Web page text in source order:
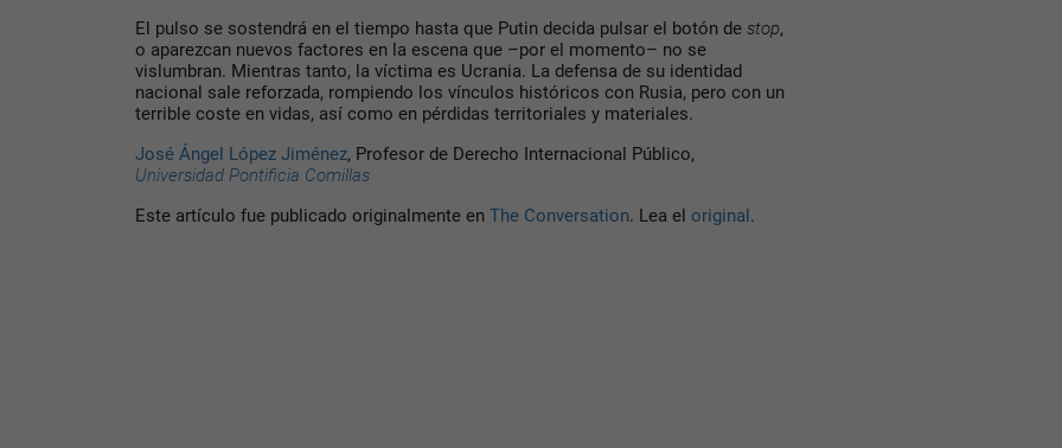
El pulso se sostendrá en el tiempo hasta que Putin decida pulsar el botón de stop,
o aparezcan nuevos factores en la escena que –por el momento– no se
vislumbran. Mientras tanto, la víctima es Ucrania. La defensa de su identidad
nacional sale reforzada, rompiendo los vínculos históricos con Rusia, pero con un
terrible coste en vidas, así como en pérdidas territoriales y materiales.
José Ángel López Jiménez, Profesor de Derecho Internacional Público,
Universidad Pontificia Comillas
Este artículo fue publicado originalmente en The Conversation. Lea el original.